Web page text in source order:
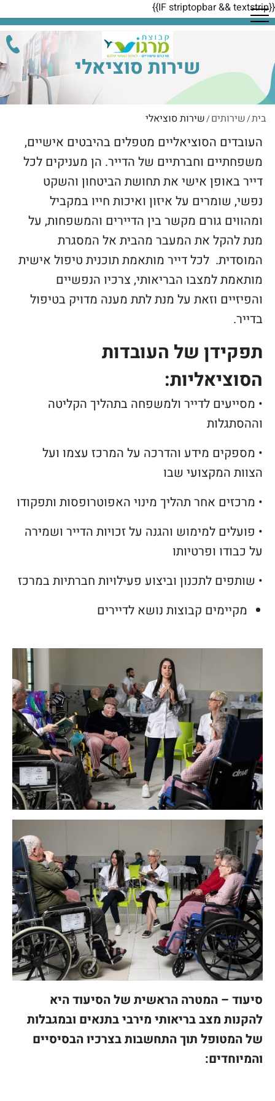
{{IF striptopbar && textstrip}}
שירות סוציאלי
בית/שירותים/שירות סוציאלי
העובדים הסוציאליים מטפלים בהיבטים אישיים,
משפחתיים וחברתיים של הדייר. הן מעניקים לכל
דייר באופן אישי את תחושת הביטחון והשקט
נפשי, שומרים על איזון ואיכות חייו במקביל
ומהווים גורם מקשר בין הדיירים והמשפחות, על
מנת להקל את המעבר מהבית אל המסגרת
המוסדית. לכל דייר מותאמת תוכנית טיפול אישית
מותאמת למצבו הבריאותי, צרכיו הנפשיים
והפיזיים וזאת על מנת לתת מענה מדויק בטיפול
בדייר.
תפקידן של העובדות
הסוציאליות:
• מסייעים לדייר ולמשפחה בתהליך הקליטה
וההסתגלות
• מספקים מידע והדרכה על המרכז עצמו ועל
הצוות המקצועי שבו
• מרכזים אחר תהליך מינוי האפוטרופסות ותפקודו
• פועלים למימוש והגנה על זכויות הדייר ושמירה
על כבודו ופרטיותו
• שותפים לתכנון וביצוע פעילויות חברתיות במרכז
מקיימים קבוצות נושא לדיירים
סיעוד – המטרה הראשית של הסיעוד היא
להקנות מצב בריאותי מירבי בתנאים ובמגבלות
של המטופל תוך התחשבות בצרכיו הבסיסיים
והמיוחדים: